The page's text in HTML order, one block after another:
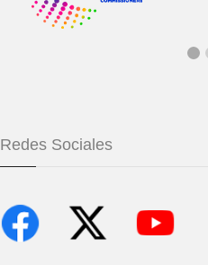
Redes Sociales